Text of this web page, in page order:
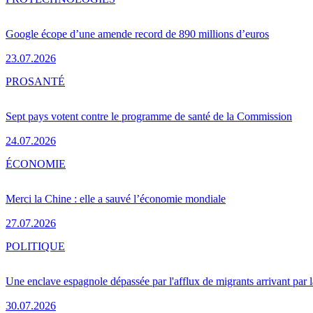
Google écope d’une amende record de 890 millions d’euros
23.07.2026
Sept pays votent contre le programme de santé de la Commission
24.07.2026
PROSANTÉ
Merci la Chine : elle a sauvé l’économie mondiale
27.07.2026
ÉCONOMIE
Une enclave espagnole dépassée par l'afflux de migrants arrivant par
30.07.2026
POLITIQUE